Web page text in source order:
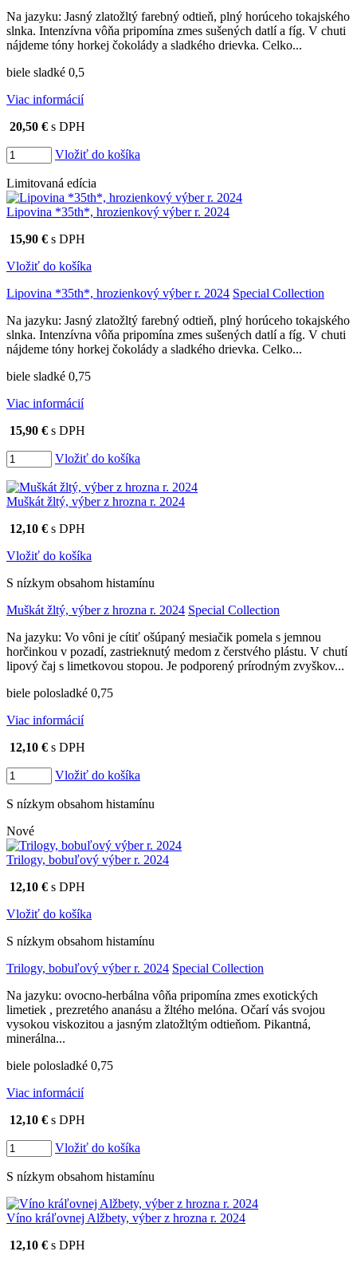
Na jazyku: Jasný zlatožltý farebný odtieň, plný horúceho tokajského
slnka. Intenzívna vôňa pripomína zmes sušených datlí a fíg. V chuti
nájdeme tóny horkej čokolády a sladkého drievka. Celko...
biele sladké 0,5
Viac informácií
20,50 € s DPH
Vložiť do košíka
Limitovaná edícia
Lipovina *35th*, hrozienkový výber r. 2024
15,90 € s DPH
Vložiť do košíka
Lipovina *35th*, hrozienkový výber r. 2024 Special Collection
Na jazyku: Jasný zlatožltý farebný odtieň, plný horúceho tokajského
slnka. Intenzívna vôňa pripomína zmes sušených datlí a fíg. V chuti
nájdeme tóny horkej čokolády a sladkého drievka. Celko...
biele sladké 0,75
Viac informácií
15,90 € s DPH
Vložiť do košíka
Muškát žltý, výber z hrozna r. 2024
12,10 € s DPH
Vložiť do košíka
S nízkym obsahom histamínu
Muškát žltý, výber z hrozna r. 2024 Special Collection
Na jazyku: Vo vôni je cítiť ošúpaný mesiačik pomela s jemnou
horčinkou v pozadí, zastrieknutý medom z čerstvého plástu. V chutí
lipový čaj s limetkovou stopou. Je podporený prírodným zvyškov...
biele polosladké 0,75
Viac informácií
12,10 € s DPH
Vložiť do košíka
S nízkym obsahom histamínu
Nové
Trilogy, bobuľový výber r. 2024
12,10 € s DPH
Vložiť do košíka
S nízkym obsahom histamínu
Trilogy, bobuľový výber r. 2024 Special Collection
Na jazyku: ovocno-herbálna vôňa pripomína zmes exotických
limetiek , prezretého ananásu a žltého melóna. Očarí vás svojou
vysokou viskozitou a jasným zlatožltým odtieňom. Pikantná,
minerálna...
biele polosladké 0,75
Viac informácií
12,10 € s DPH
Vložiť do košíka
S nízkym obsahom histamínu
Víno kráľovnej Alžbety, výber z hrozna r. 2024
12,10 € s DPH